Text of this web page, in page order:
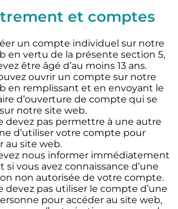
et comptes
un compte individuel sur notre
en vertu de la présente section 5,
être âgé d’au moins 13 ans.
ouvrir un compte sur notre
en remplissant et en envoyant le
d’ouverture de compte qui se
notre site web.
devez pas permettre à une autre
d’utiliser votre compte pour
au site web.
nous informer immédiatement
si vous avez connaissance d’une
non autorisée de votre compte.
devez pas utiliser le compte d’une
pour accéder au site web,